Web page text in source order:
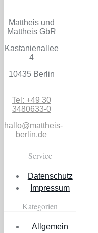
Mattheis und
Mattheis GbR
Kastanienallee
4
10435 Berlin
Tel: +49 30
3480633-0
hallo@mattheis-
berlin.de
Service
Datenschutz
Impressum
Kategorien
Allgemein